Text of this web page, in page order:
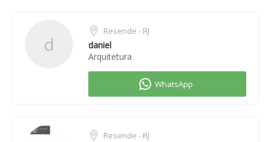
d
Resende - RJ
daniel
Arquitetura
Resende - RJ